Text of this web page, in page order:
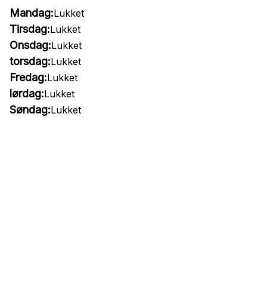
Mandag:Lukket
Tirsdag:Lukket
Onsdag:Lukket
torsdag:Lukket
Fredag:Lukket
lørdag:Lukket
Søndag:Lukket